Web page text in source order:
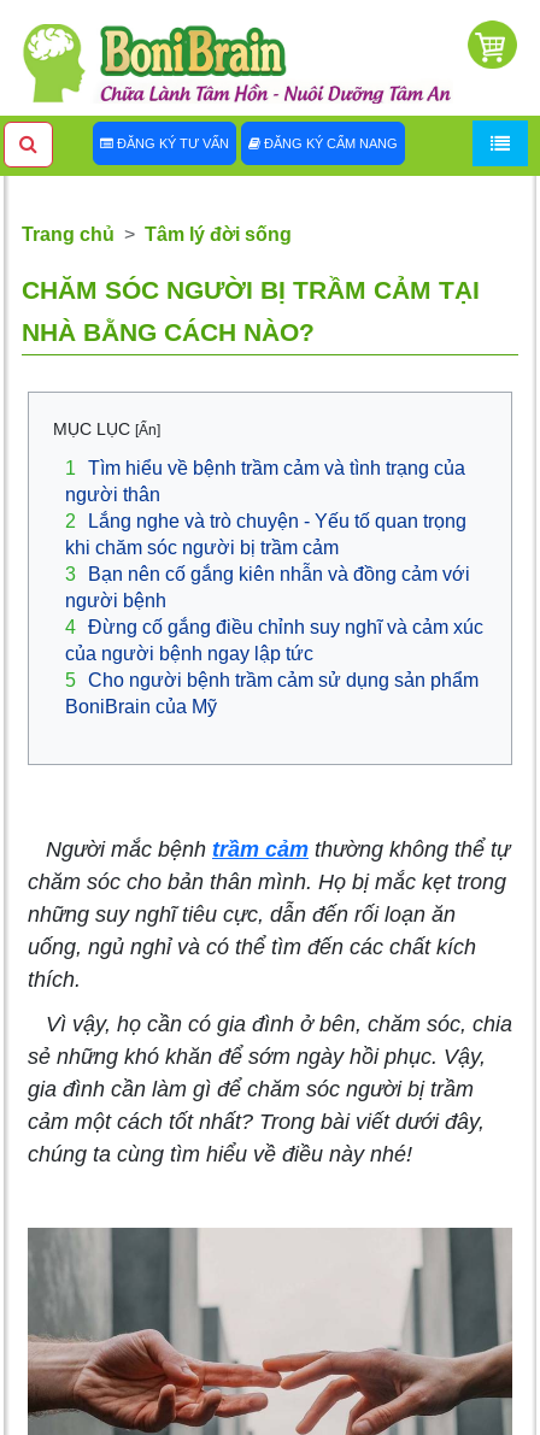
ĐĂNG KÝ TƯ VẤN ĐĂNG KÝ CẨM NANG
Trang chủ Tâm lý đời sống
CHĂM SÓC NGƯỜI BỊ TRẦM CẢM TẠI
NHÀ BẰNG CÁCH NÀO?
MỤC LỤC [Ẩn]
1
Tìm hiểu về bệnh trầm cảm và tình trạng của
người thân
2
Lắng nghe và trò chuyện - Yếu tố quan trọng
khi chăm sóc người bị trầm cảm
3
Bạn nên cố gắng kiên nhẫn và đồng cảm với
người bệnh
4 Đừng cố gắng điều chỉnh suy nghĩ và cảm xúc
của người bệnh ngay lập tức
5 Cho người bệnh trầm cảm sử dụng sản phẩm
BoniBrain của Mỹ
Người mắc bệnh trầm cảm thường không thể tự
chăm sóc cho bản thân mình. Họ bị mắc kẹt trong
những suy nghĩ tiêu cực, dẫn đến rối loạn ăn
uống, ngủ nghỉ và có thể tìm đến các chất kích
thích.
Vì vậy, họ cần có gia đình ở bên, chăm sóc, chia
sẻ những khó khăn để sớm ngày hồi phục. Vậy,
gia đình cần làm gì để chăm sóc người bị trầm
cảm một cách tốt nhất? Trong bài viết dưới đây,
chúng ta cùng tìm hiểu về điều này nhé!